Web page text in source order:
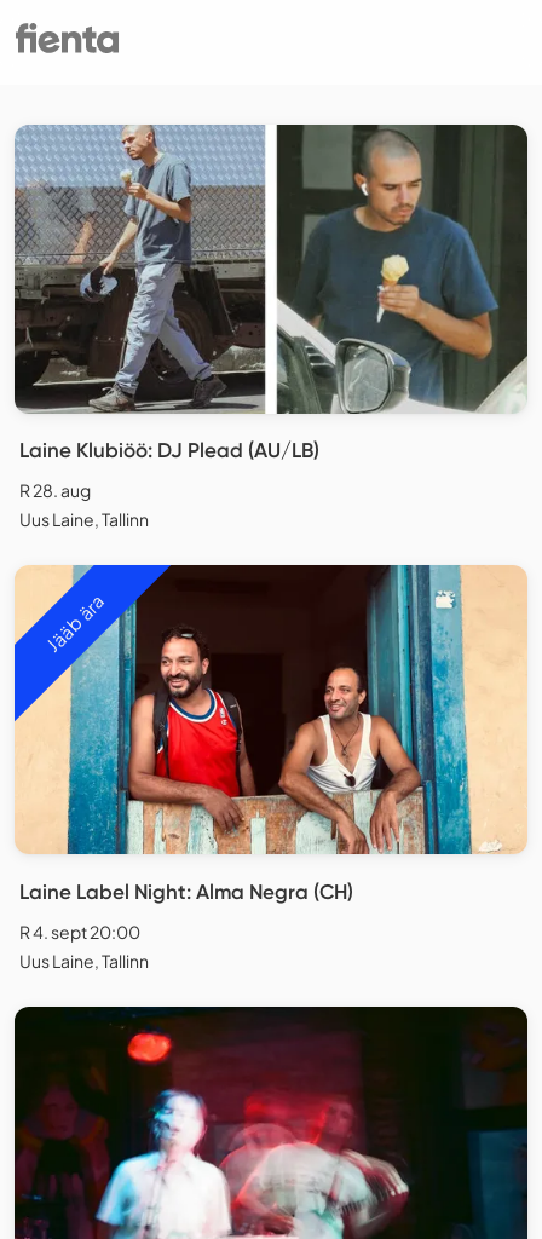
Laine Klubiöö: DJ Plead (AU/LB)
R 28. aug
Uus Laine, Tallinn
Jääb ära
Laine Label Night: Alma Negra (CH)
R 4. sept 20:00
Uus Laine, Tallinn